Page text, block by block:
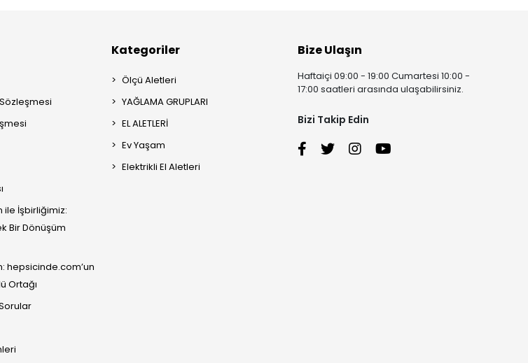
ile İşbirliğimiz:
Bir Dönüşüm
hepsicinde.com’un
Ortağı
Kategoriler
Ölçü Aletleri
YAĞLAMA GRUPLARI
EL ALETLERİ
Ev Yaşam
Elektrikli El Aletleri
Bize Ulaşın
Haftaiçi 09:00 - 19:00 Cumartesi 10:00 -
17:00 saatleri arasında ulaşabilirsiniz.
Bizi Takip Edin